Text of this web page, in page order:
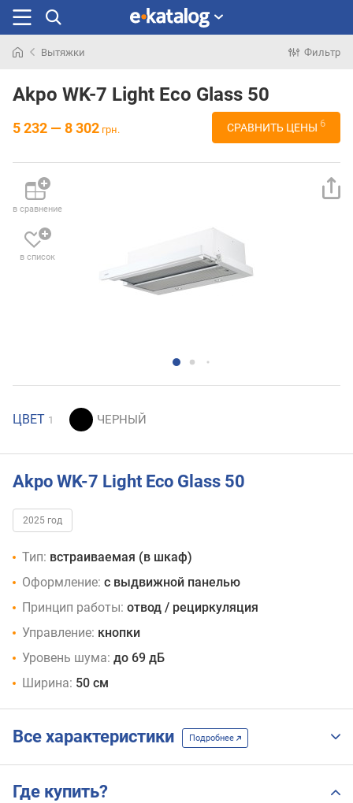
раньше
Вытяжки Фильтр
Akpo WK-7 Light Eco Glass 50
5 232 — 8 302 грн. СРАВНИТЬ ЦЕНЫ 6
в сравнение
в список
ЦВЕТ 1
Akpo WK-7 Light Eco Glass 50
2025 год
Тип: встраиваемая (в шкаф)
Оформление: с выдвижной панелью
Принцип работы: отвод / рециркуляция
Управление: кнопки
Уровень шума: до 69 дБ
Ширина: 50 см
Все характеристики Подробнее
Где купить?